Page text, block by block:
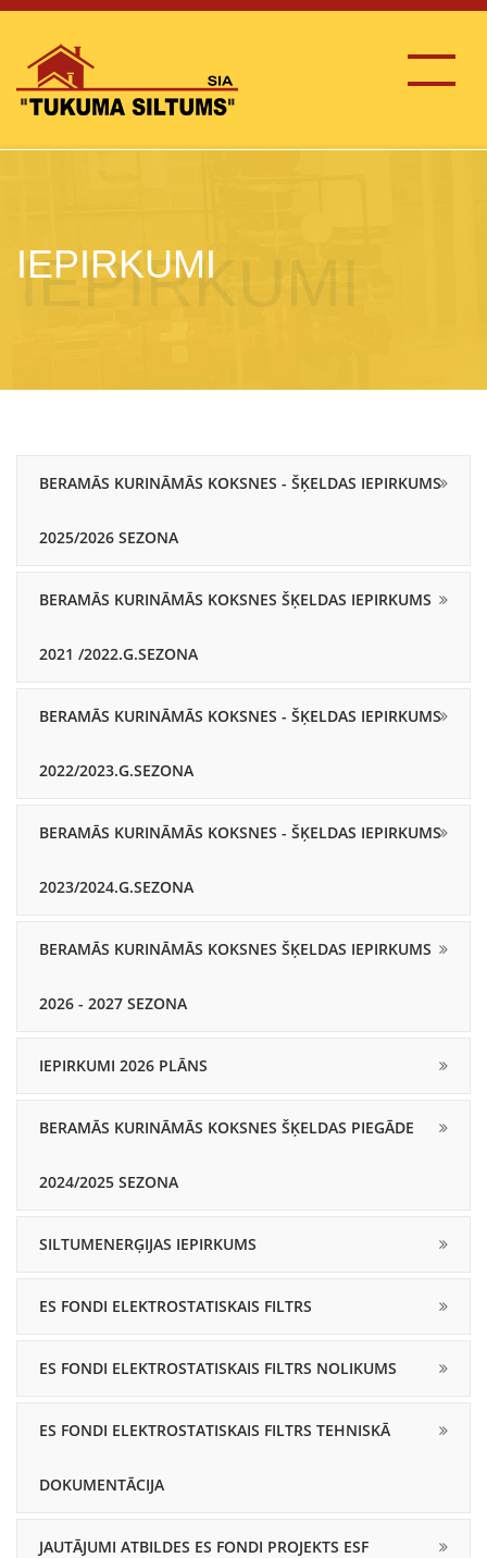
IEPIRKUMI
BERAMĀS KURINĀMĀS KOKSNES - ŠĶELDAS IEPIRKUMS
2025/2026 SEZONA
BERAMĀS KURINĀMĀS KOKSNES ŠĶELDAS IEPIRKUMS
2021 /2022.G.SEZONA
BERAMĀS KURINĀMĀS KOKSNES - ŠĶELDAS IEPIRKUMS
2022/2023.G.SEZONA
BERAMĀS KURINĀMĀS KOKSNES - ŠĶELDAS IEPIRKUMS
2023/2024.G.SEZONA
BERAMĀS KURINĀMĀS KOKSNES ŠĶELDAS IEPIRKUMS
2026 - 2027 SEZONA
IEPIRKUMI 2026 PLĀNS
BERAMĀS KURINĀMĀS KOKSNES ŠĶELDAS PIEGĀDE
2024/2025 SEZONA
SILTUMENERĢIJAS IEPIRKUMS
ES FONDI ELEKTROSTATISKAIS FILTRS
ES FONDI ELEKTROSTATISKAIS FILTRS NOLIKUMS
ES FONDI ELEKTROSTATISKAIS FILTRS TEHNISKĀ
DOKUMENTĀCIJA
JAUTĀJUMI ATBILDES ES FONDI PROJEKTS ESF